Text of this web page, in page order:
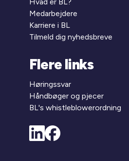
Hvad er BL?
Medarbejdere
Karriere i BL
Tilmeld dig nyhedsbreve
Flere links
Høringssvar
Håndbøger og pjecer
BL's whistleblowerordning